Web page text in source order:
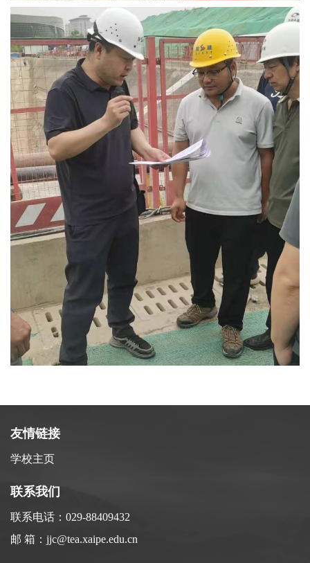
友情链接
学校主页
联系我们
联系电话：029-88409432
邮 箱：jjc@tea.xaipe.edu.cn